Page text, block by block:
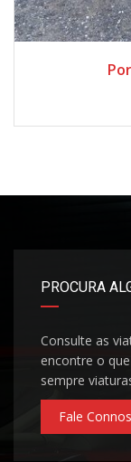
PROCURA
Consulte as
encontre o
sempre
Fale